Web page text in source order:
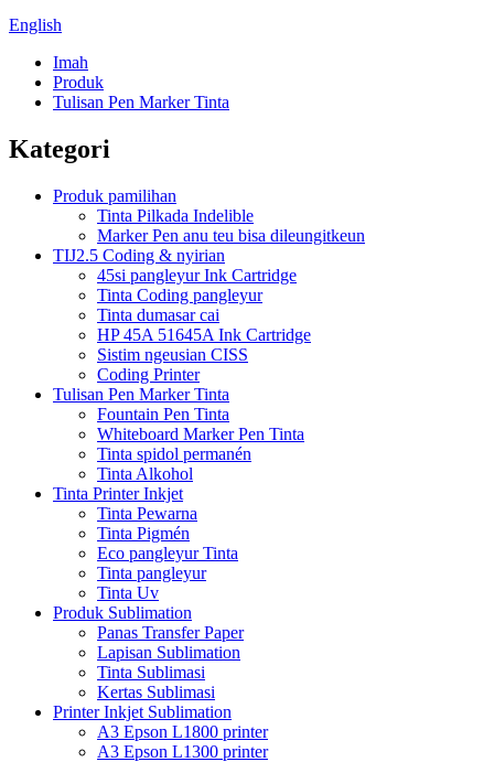
English
Imah
Produk
Tulisan Pen Marker Tinta
Kategori
Produk pamilihan
Tinta Pilkada Indelible
Marker Pen anu teu bisa dileungitkeun
TIJ2.5 Coding & nyirian
45si pangleyur Ink Cartridge
Tinta Coding pangleyur
Tinta dumasar cai
HP 45A 51645A Ink Cartridge
Sistim ngeusian CISS
Coding Printer
Tulisan Pen Marker Tinta
Fountain Pen Tinta
Whiteboard Marker Pen Tinta
Tinta spidol permanén
Tinta Alkohol
Tinta Printer Inkjet
Tinta Pewarna
Tinta Pigmén
Eco pangleyur Tinta
Tinta pangleyur
Tinta Uv
Produk Sublimation
Panas Transfer Paper
Lapisan Sublimation
Tinta Sublimasi
Kertas Sublimasi
Printer Inkjet Sublimation
A3 Epson L1800 printer
A3 Epson L1300 printer